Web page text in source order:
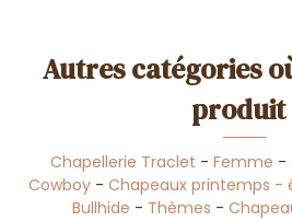
Autres catégories
produit
Chapellerie Traclet - Femme -
Cowboy- Chapeaux printemps -
Bullhide - Thèmes -